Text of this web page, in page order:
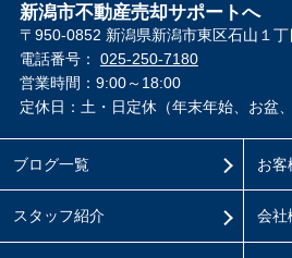
新潟市不動産売却サポートへ
〒950-0852 新潟県新潟市東区石山１
電話番号： 025-250-7180
営業時間：9:00～18:00
定休日：土・日定休（年末年始、お盆
ブログ一覧
スタッフ紹介
お客
会社